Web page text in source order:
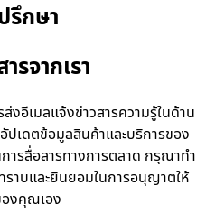
รึกษา
รจากเรา
งอีเมลแจ้งข่าวสารความรู้ในด้าน
เดตข้อมูลสินค้าและบริการของ
ารสื่อสารทางการตลาด กรุณาทำ
าบและยินยอมในการอนุญาตให้
องคุณเอง